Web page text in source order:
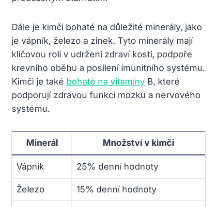
Dále je kimči bohaté na důležité minerály, jako
je vápník, železo a zinek. Tyto minerály mají
klíčovou roli v udržení zdraví kostí, podpoře
krevního oběhu a posílení imunitního systému.
Kimči je také bohaté na vitamíny B, které
podporují zdravou funkci mozku a nervového
systému.
Minerál Množství v kimči
Vápník 25% denní hodnoty
Železo 15% denní hodnoty